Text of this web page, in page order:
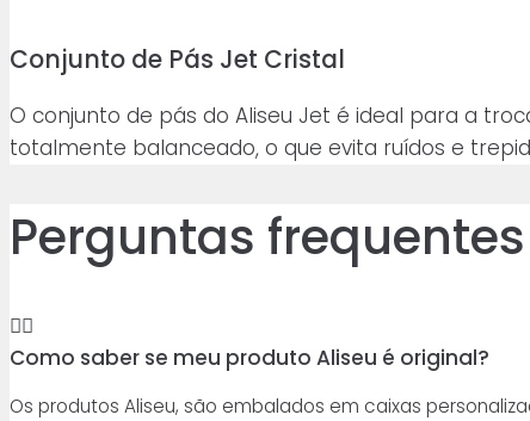
Conjunto de Pás Jet Cristal
O conjunto de pás do Aliseu Jet é ideal para a
totalmente balanceado, o que evita ruídos e
Perguntas frequentes
Como saber se meu produto Aliseu é original?
Os produtos Aliseu, são embalados em caixas